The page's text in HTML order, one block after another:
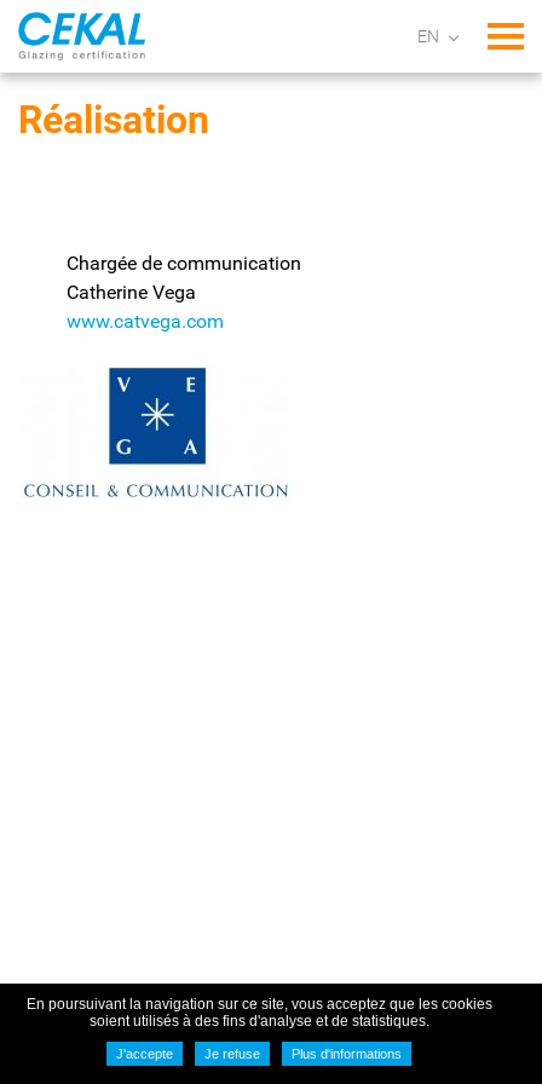
En poursuivant la navigation sur ce site, vous acceptez que les cookies
soient utilisés à des fins d'analyse et de statistiques.
J'accepte Je refuse Plus d'informations
Réalisation
Chargée de communication
Catherine Vega
www.catvega.com